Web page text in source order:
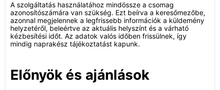
A szolgáltatás használatához mindössze a csomag
azonosítószámára van szükség. Ezt beírva a keresőmezőbe,
azonnal megjelennek a legfrissebb információk a küldemény
helyzetéről, beleértve az aktuális helyszínt és a várható
kézbesítési időt. Az adatok valós időben frissülnek, így
mindig naprakész tájékoztatást kapunk.
Előnyök és ajánlások